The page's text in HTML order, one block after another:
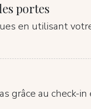
portes
en utilisant
grâce au check-in